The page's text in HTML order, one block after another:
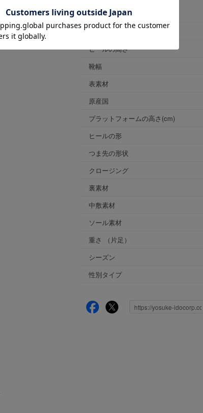
※店舗お問い合わせ用
色
ヒールの高さ
靴幅
表素材
原産国
プラットフォームの高さ(cm)
ヒールの形
つま先の形状
クロージング
裏素材
中敷素材
ソール素材
重さ
（片足）
シーズン
性別タイプ